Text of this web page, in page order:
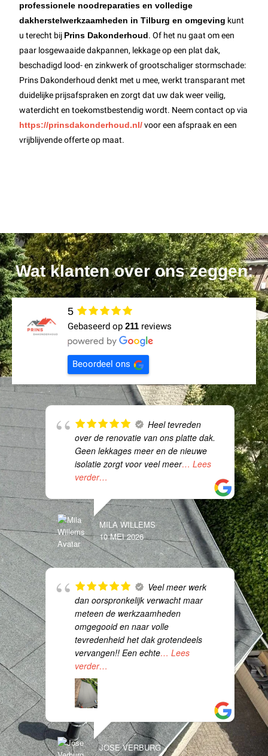
professionele noodreparaties en volledige
dakherstelwerkzaamheden in Tilburg en omgeving kunt
u terecht bij Prins Dakonderhoud. Of het nu gaat om een
paar losgewaaide dakpannen, lekkage op een plat dak,
beschadigd lood- en zinkwerk of grootschaliger stormschade:
Prins Dakonderhoud denkt met u mee, werkt transparant met
duidelijke prijsafspraken en zorgt dat uw dak weer veilig,
waterdicht en toekomstbestendig wordt. Neem contact op via
https://prinsdakonderhoud.nl/voor een afspraak en een
vrijblijvende offerte op maat.
Wat klanten over ons zeggen:
5
Gebaseerd op 211 reviews
Beoordeel ons
Heel tevreden
over de renovatie van ons platte dak.
Geen lekkages meer en de nieuwe
isolatie zorgt voor veel meer… Lees
verder…
MILA WILLEMS
10 MEI 2026
Veel meer werk
dan oorspronkelijk verwacht maar
meteen de werkzaamheden
omgegooid en naar volle
tevredenheid het dak grotendeels
vervangen!! Een echte… Lees
verder…
JOSE VERBURG